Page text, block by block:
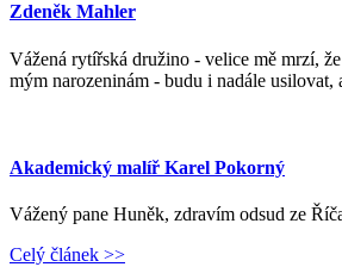
Zdeněk Mahler
Vážená rytířská družino - velice mě mrzí,
mým narozeninám - budu i nadále usilovat,
Akademický malíř Karel Pokorný
Vážený pane Huněk, zdravím odsud ze
Celý článek >>